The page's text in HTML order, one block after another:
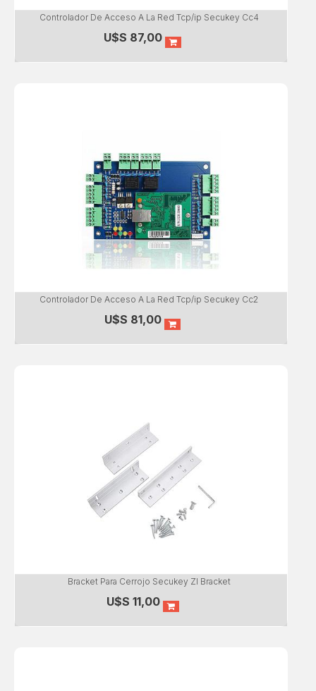
Controlador De Acceso A La Red Tcp/ip Secukey Cc4
U$S 87,00
Controlador De Acceso A La Red Tcp/ip Secukey Cc2
U$S 81,00
Bracket Para Cerrojo Secukey Zl Bracket
U$S 11,00